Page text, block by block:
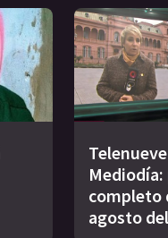
completo
agosto